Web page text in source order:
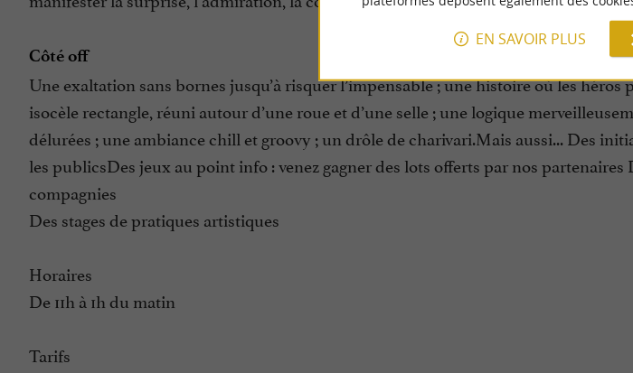
Côté off
Une exaltation sans bornes jusqu’à risquer l’impensable ; une histoire où les héros
isocèle rectangle, réuni autour d’une roue et d’une selle ; une logique
délurées ; une ambiance chill et groovy ; un drôle de charivari.Mais aussi... Des
les publicsDes jeux au point info : venez gagner des lots offerts par nos partenaires
compagnies
Des stages de pratiques artistiques
Horaires
De 11h à 1h du matin
Tarifs
EN SAVOIR PLUS